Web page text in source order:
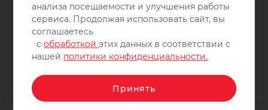
2011-2026 © интернет-магазин спортивных товаров
ВелоСаратов. Не является публичной офертой. Все права
защищены. Заимствование материалов и фотографий
запрещено.
анализа посещаемости и улучшения работы
сервиса. Продолжая использовать сайт, вы
соглашаетесь
собработкойэтих данных в соответствии с
нашей политики конфиденциальности.
Принять